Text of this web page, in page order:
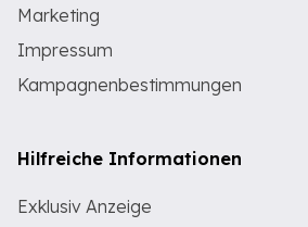
Marketing
Impressum
Kampagnenbestimmungen
Hilfreiche Informationen
Exklusiv Anzeige